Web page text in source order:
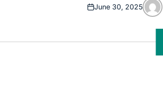
Posted
June 30, 2025
Posted